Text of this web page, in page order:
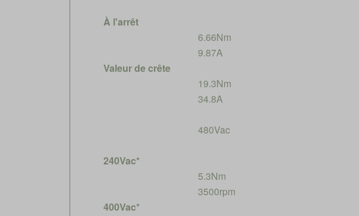
À l'arrêt
6.66Nm
9.87A
Valeur de crête
19.3Nm
34.8A
480Vac
240Vac*
5.3Nm
3500rpm
400Vac*